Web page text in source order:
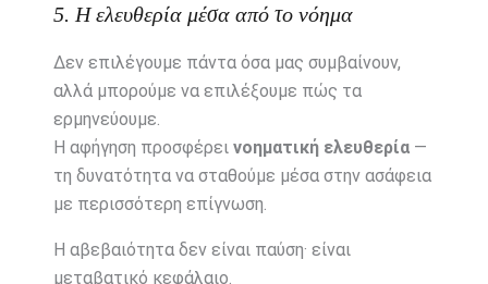
5. Η ελευθερία μέσα από το νόημα
Δεν επιλέγουμε πάντα όσα μας συμβαίνουν,
αλλά μπορούμε να επιλέξουμε πώς τα
ερμηνεύουμε.
Η αφήγηση προσφέρει νοηματική ελευθερία—
τη δυνατότητα να σταθούμε μέσα στην ασάφεια
με περισσότερη επίγνωση.
Η αβεβαιότητα δεν είναι παύση· είναι
μεταβατικό κεφάλαιο.